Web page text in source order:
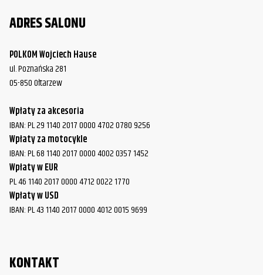
ADRES SALONU
POLKOM Wojciech Hause
ul. Poznańska 281
05-850 Ołtarzew
Wpłaty za akcesoria
IBAN: PL 29 1140 2017 0000 4702 0780 9256
Wpłaty za motocykle
IBAN: PL 68 1140 2017 0000 4002 0357 1452
Wpłaty w EUR
PL 46 1140 2017 0000 4712 0022 1770
Wpłaty w USD
IBAN: PL 43 1140 2017 0000 4012 0015 9699
KONTAKT